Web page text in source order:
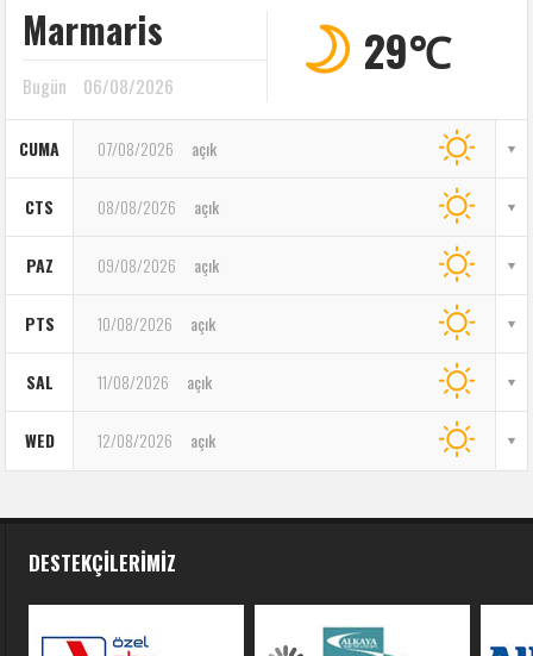
Marmaris
Bugün 06/08/2026
29℃
CUMA 07/08/2026 açık
CTS 08/08/2026 açık
PAZ 09/08/2026 açık
PTS 10/08/2026 açık
SAL 11/08/2026 açık
WED 12/08/2026 açık
DESTEKÇILERIMIZ